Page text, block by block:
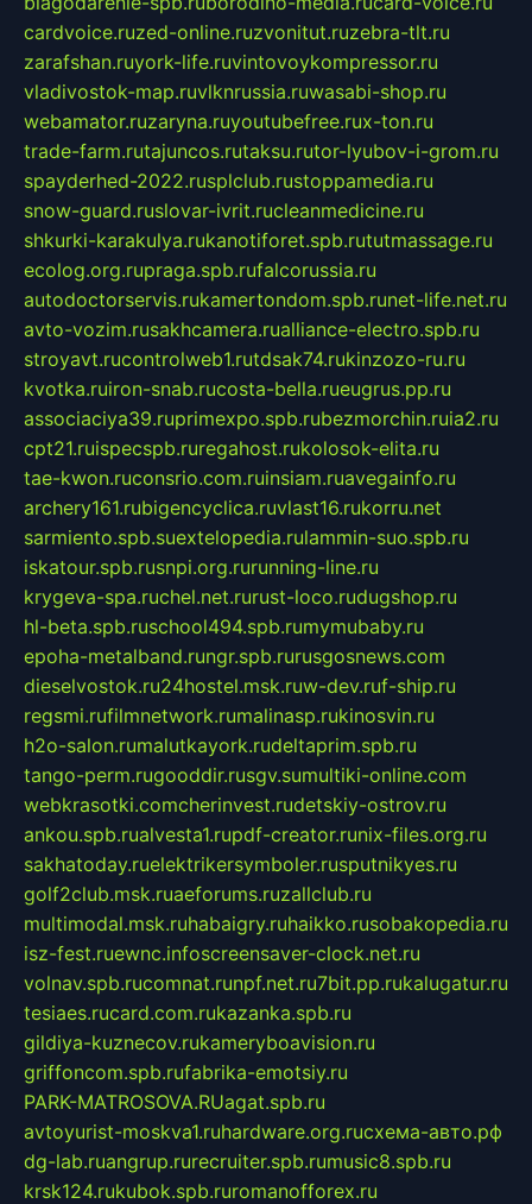
cardvoice.ruzed-online.ruzvonitut.ruzebra-tlt.ru
zarafshan.ruyork-life.ruvintovoykompressor.ru
vladivostok-map.ruvlknrussia.ruwasabi-shop.ru
webamator.ruzaryna.ruyoutubefree.rux-ton.ru
trade-farm.rutajuncos.rutaksu.rutor-lyubov-i-grom.ru
spayderhed-2022.rusplclub.rustoppamedia.ru
snow-guard.ruslovar-ivrit.rucleanmedicine.ru
shkurki-karakulya.rukanotiforet.spb.rututmassage.ru
ecolog.org.rupraga.spb.rufalcorussia.ru
autodoctorservis.rukamertondom.spb.runet-life.net.ru
avto-vozim.rusakhcamera.rualliance-electro.spb.ru
stroyavt.rucontrolweb1.rutdsak74.rukinzozo-ru.ru
kvotka.ruiron-snab.rucosta-bella.rueugrus.pp.ru
associaciya39.ruprimexpo.spb.rubezmorchin.ruia2.ru
cpt21.ruispecspb.ruregahost.rukolosok-elita.ru
tae-kwon.ruconsrio.com.ruinsiam.ruavegainfo.ru
archery161.rubigencyclica.ruvlast16.rukorru.net
sarmiento.spb.suextelopedia.rulammin-suo.spb.ru
iskatour.spb.rusnpi.org.rurunning-line.ru
krygeva-spa.ruchel.net.rurust-loco.rudugshop.ru
hl-beta.spb.ruschool494.spb.rumymubaby.ru
epoha-metalband.rungr.spb.rurusgosnews.com
dieselvostok.ru24hostel.msk.ruw-dev.ruf-ship.ru
regsmi.rufilmnetwork.rumalinasp.rukinosvin.ru
h2o-salon.rumalutkayork.rudeltaprim.spb.ru
tango-perm.rugooddir.rusgv.sumultiki-online.com
webkrasotki.comcherinvest.rudetskiy-ostrov.ru
ankou.spb.rualvesta1.rupdf-creator.runix-files.org.ru
sakhatoday.ruelektrikersymboler.rusputnikyes.ru
golf2club.msk.ruaeforums.ruzallclub.ru
multimodal.msk.ruhabaigry.ruhaikko.rusobakopedia.ru
isz-fest.ruewnc.infoscreensaver-clock.net.ru
volnav.spb.rucomnat.runpf.net.ru7bit.pp.rukalugatur.ru
tesiaes.rucard.com.rukazanka.spb.ru
gildiya-kuznecov.rukameryboavision.ru
griffoncom.spb.rufabrika-emotsiy.ru
PARK-MATROSOVA.RUagat.spb.ru
avtoyurist-moskva1.ruhardware.org.ruсхема-авто.рф
dg-lab.ruangrup.rurecruiter.spb.rumusic8.spb.ru
krsk124.rukubok.spb.ruromanofforex.ru